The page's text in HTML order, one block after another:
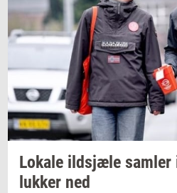
Lo­ka­le ildsjæ­le sam­ler
luk­ker ned